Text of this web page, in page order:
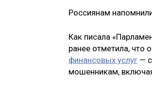
Россиянам
Как писала
ранее отметила, что
финансовых услуг —
мошенникам,